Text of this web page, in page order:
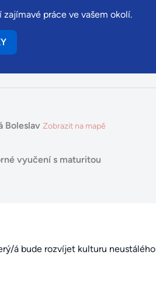
práce ve vašem okolí.
Boleslav Zobrazit na mapě
vyučení s maturitou
á bude rozvíjet kulturu neustálého